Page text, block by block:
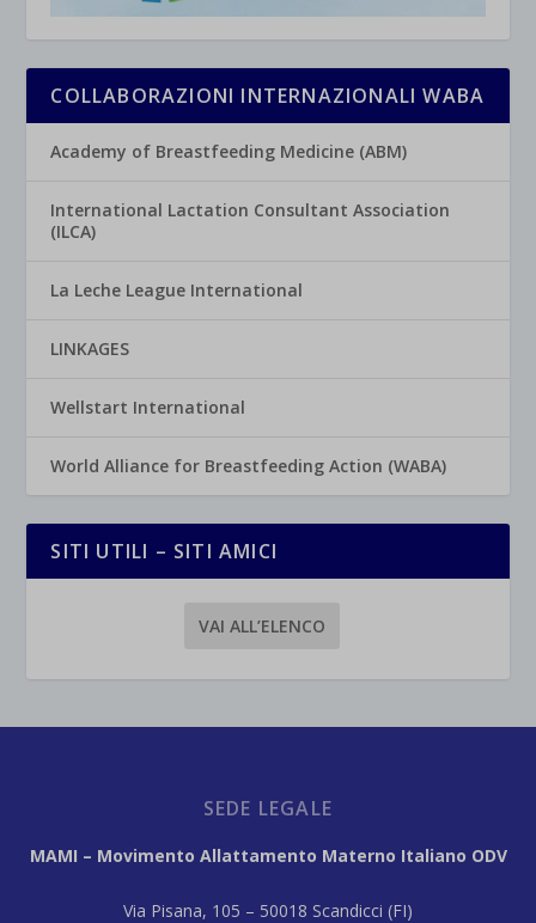
COLLABORAZIONI INTERNAZIONALI WABA
Academy of Breastfeeding Medicine (ABM)
International Lactation Consultant Association
(ILCA)
La Leche League International
LINKAGES
Wellstart International
World Alliance for Breastfeeding Action (WABA)
SITI UTILI – SITI AMICI
VAI ALL’ELENCO
SEDE LEGALE
MAMI – Movimento Allattamento Materno Italiano ODV
Via Pisana, 105 – 50018 Scandicci (FI)